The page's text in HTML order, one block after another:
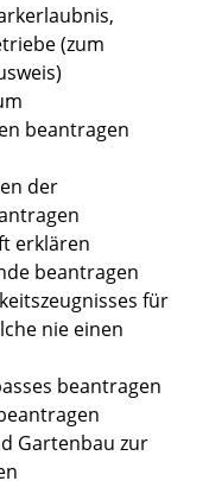
(zum
beantragen
der
erklären
beantragen
für
nie einen
beantragen
Gartenbau zur